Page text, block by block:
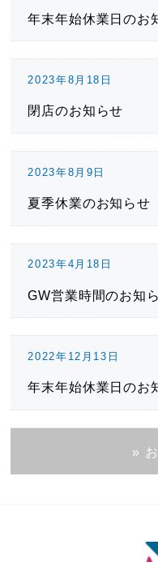
年末年始休業日のお
2023年8月18日
閉店のお知らせ
2023年8月9日
夏季休業のお知らせ
2023年4月18日
GW営業時間のお知
2022年12月13日
年末年始休業日のお
»